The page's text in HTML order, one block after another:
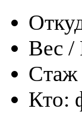
Вес /
Стаж
Кто: